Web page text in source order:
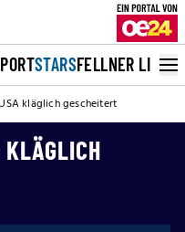
STARSFELLNER LIVE
kläglich gescheitert